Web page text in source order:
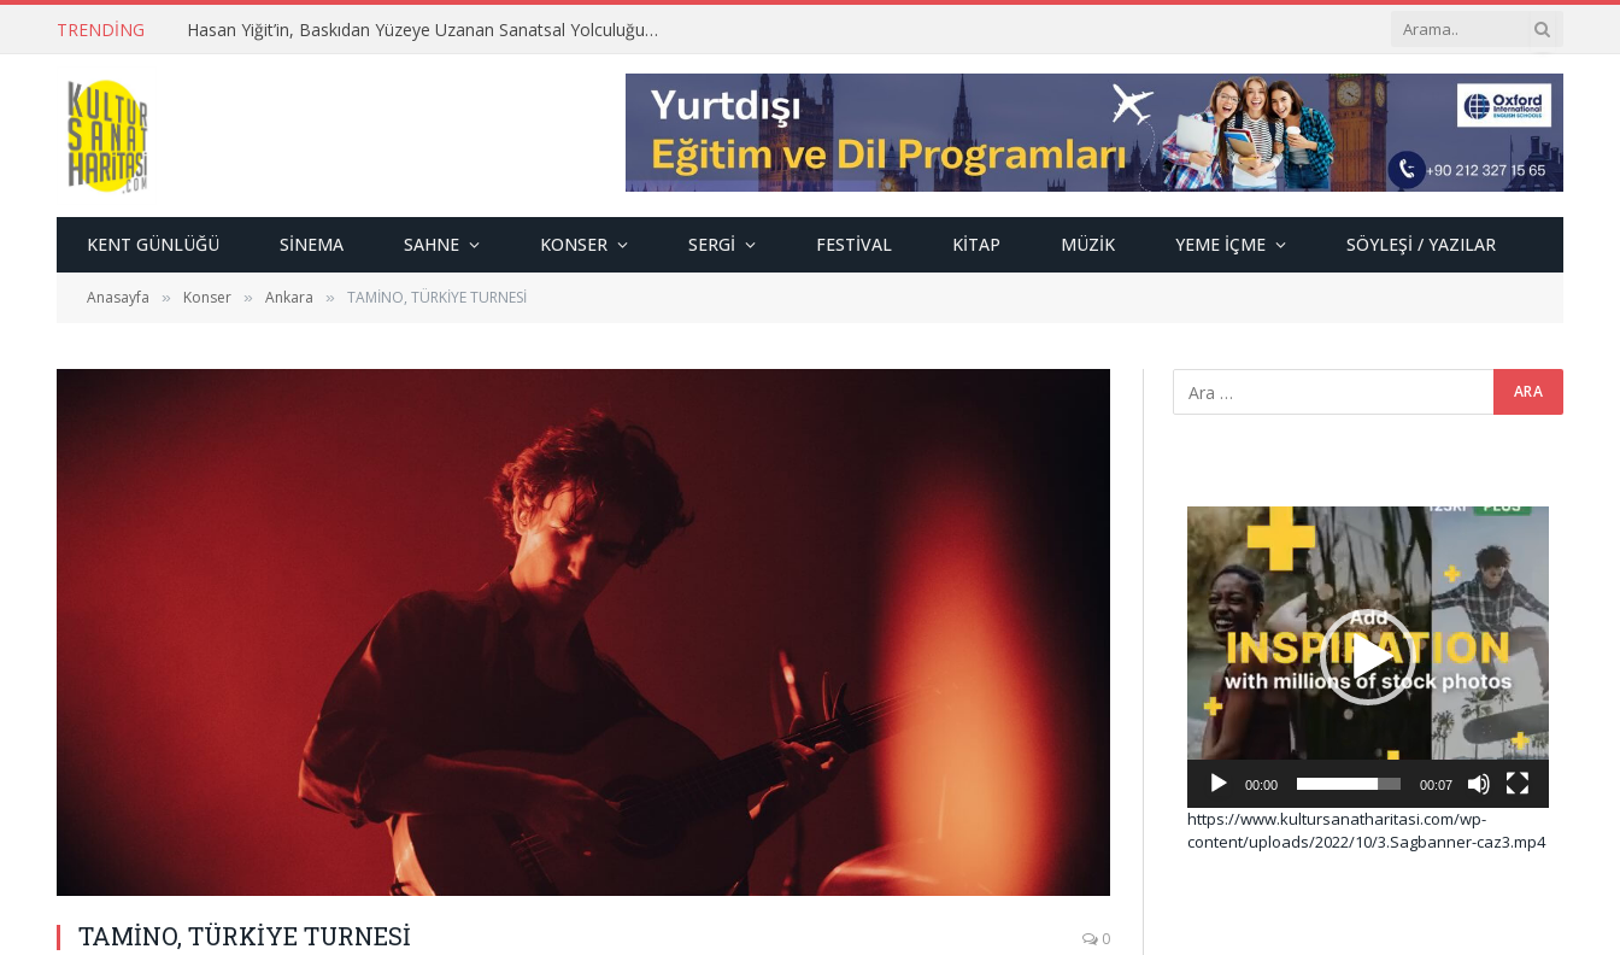
TRENDING Hasan Yiğit’in, Baskıdan Yüzeye Uzanan Sanatsal Yolculuğu…
KENT GÜNLÜĞÜ SINEMA SAHNE KONSER SERGI FESTIVAL KITAP MÜZIK YEME İÇME SÖYLEŞI / YAZILAR
Anasayfa » Konser » Ankara » TAMİNO, TÜRKİYE TURNESİ
TAMİNO, TÜRKİYE TURNESİ 0
Video
oynatıcı
00:00 00:07
https://www.kultursanatharitasi.com/wp-
content/uploads/2022/10/3.Sagbanner-caz3.mp4